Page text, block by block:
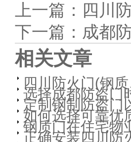
上一篇： 四川
下一篇： 成都
相关文章
四川防火门(钢
选择成都防盗门
定制钢制防盗门
如何选择可靠优
钢质门在住宅物
正确安装四川防